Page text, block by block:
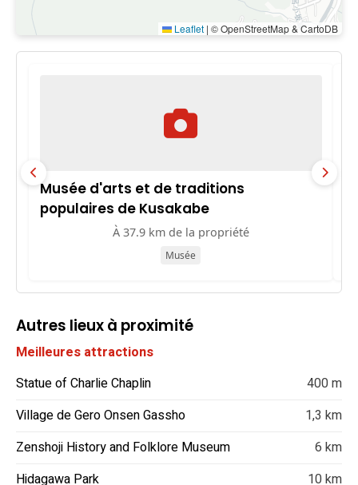
Leaflet | © OpenStreetMap & CartoDB
Musée d'arts et de traditions
populaires de Kusakabe
À 37.9 km de la propriété
Musée
Autres lieux à proximité
Meilleures attractions
Statue of Charlie Chaplin
400 m
Village de Gero Onsen Gassho
1,3 km
Zenshoji History and Folklore Museum
6 km
Hidagawa Park
10 km